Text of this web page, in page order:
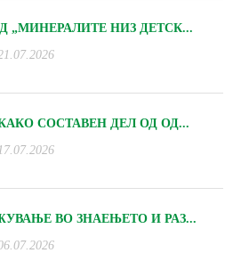
„МИНЕРАЛИТЕ НИЗ ДЕТСК...
СОСТАВЕН ДЕЛ ОД ОД...
17.07.2026
ВО ЗНАЕЊЕТО И РАЗ...